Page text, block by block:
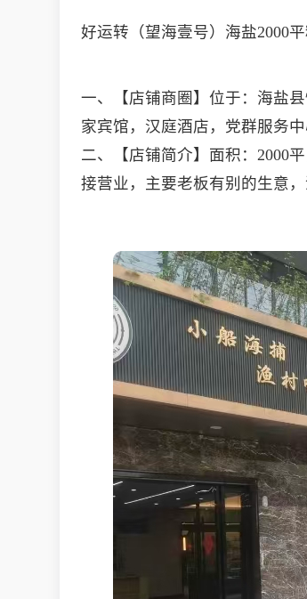
好运转（望海壹号）海盐2000
一、【店铺商圈】位于：海盐
家宾馆，汉庭酒店，党群服务
二、【店铺简介】面积：2000
接营业，主要老板有别的生意